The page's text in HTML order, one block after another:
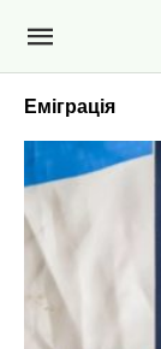
Еміграція